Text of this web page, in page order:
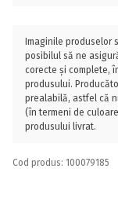
Imaginile produselor
posibilul să ne
corecte și complete,
produsului.
prealabilă, astfel că
(în termeni de
produsului livrat.
Cod produs: 100079185